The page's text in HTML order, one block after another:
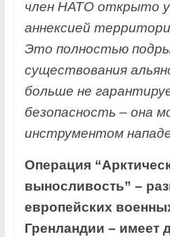
член НАТО открыто
аннексией
Это полностью
существования
больше не
безопасность – она
инструментом
Операция
выносливость” –
европейских
Гренландии – имеет